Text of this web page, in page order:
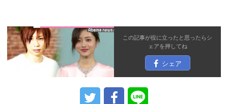
この記事が役に立ったと思ったらシ
ェアを押してね
シェア